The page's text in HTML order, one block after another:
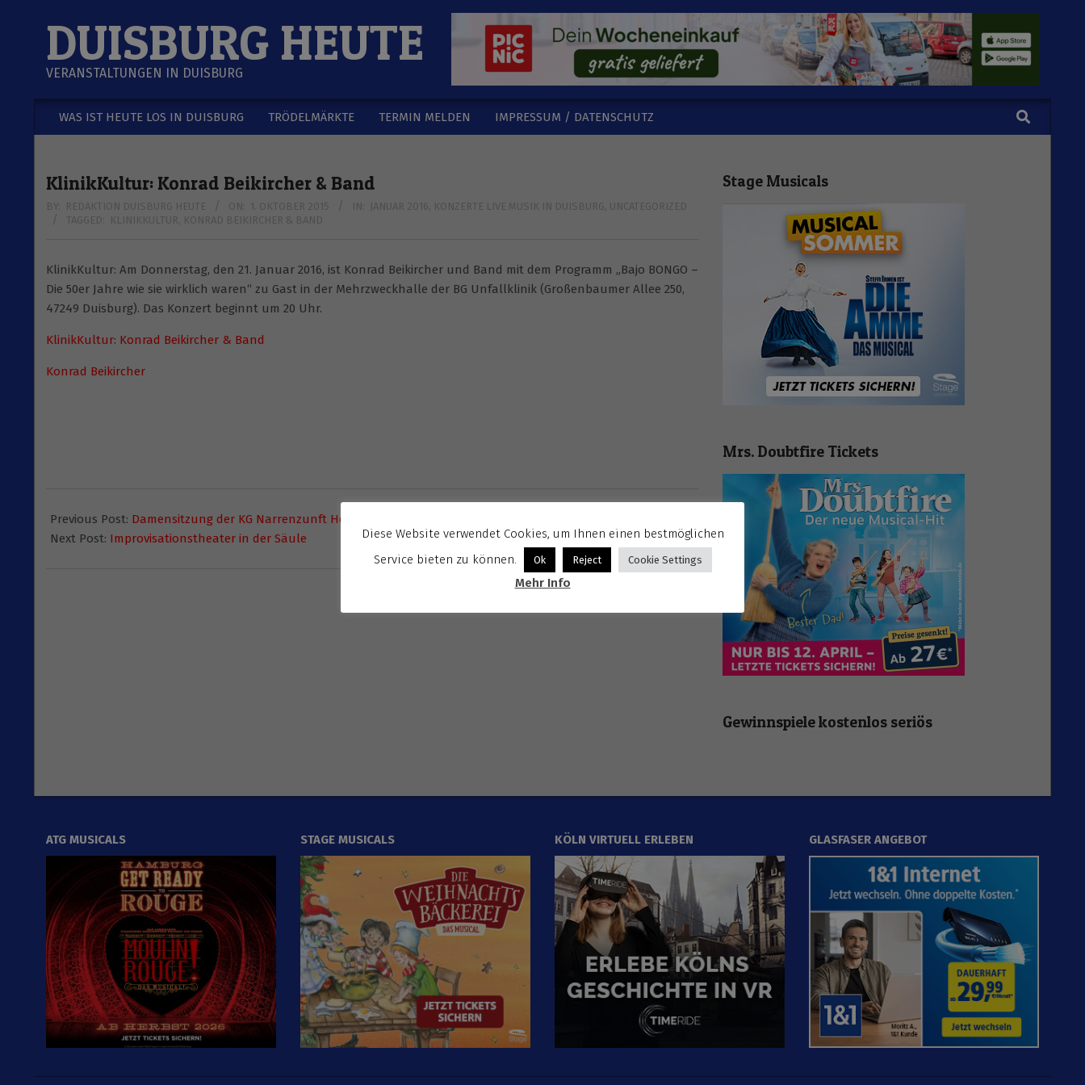
DUISBURG HEUTE
VERANSTALTUNGEN IN DUISBURG
Secondary
WAS IST HEUTE LOS IN DUISBURG TRÖDELMÄRKTE TERMIN MELDEN IMPRESSUM / DATENSCHUTZ Search
KlinikKultur: Konrad Beikircher & Band
BY: REDAKTION DUISBURG HEUTE ON: 1. OKTOBER 2015 IN: JANUAR 2016 KONZERTE LIVE MUSIK IN DUISBURG UNCATEGORIZED
TAGGED:
KLINIKKULTUR KONRAD BEIKIRCHER & BAND
KlinikKultur: Am Donnerstag, den 21. Januar 2016, ist Konrad Beikircher und Band mit dem Programm „Bajo BONGO –
Die 50er Jahre wie sie wirklich waren“ zu Gast in der Mehrzweckhalle der BG Unfallklinik (Großenbaumer Allee 250,
47249 Duisburg). Das Konzert beginnt um 20 Uhr.
KlinikKultur: Konrad Beikircher & Band
Konrad Beikircher
10-
01
Previous Post: Damensitzung der KG Narrenzunft Homberg
Next Post: Improvisationstheater in der Säule
Stage Musicals
Mrs. Doubtfire Tickets
Gewinnspiele kostenlos seriös
ATG MUSICALS STAGE MUSICALS KÖLN VIRTUELL ERLEBEN GLASFASER ANGEBOT
Diese Website verwendet Cookies, um Ihnen einen bestmöglichen
Service bieten zu können.
Ok Reject Cookie Settings
Mehr Info